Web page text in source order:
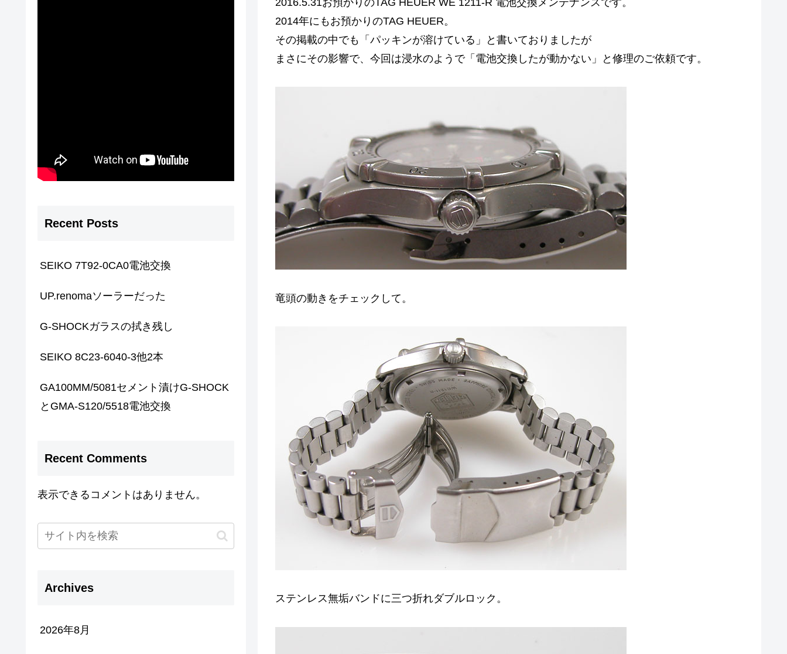
2014年にもお預かりのTAG HEUER。
その掲載の中でも「パッキンが溶けている」と書いておりましたが
まさにその影響で、今回は浸水のようで「電池交換したが動かない」と修理のご依頼です。
竜頭の動きをチェックして。
ステンレス無垢バンドに三つ折れダブルロック。
Recent Posts
SEIKO 7T92-0CA0電池交換
UP.renomaソーラーだった
G-SHOCKガラスの拭き残し
SEIKO 8C23-6040-3他2本
GA100MM/5081セメント漬けG-SHOCK
とGMA-S120/5518電池交換
Recent Comments
表示できるコメントはありません。
Archives
2026年8月